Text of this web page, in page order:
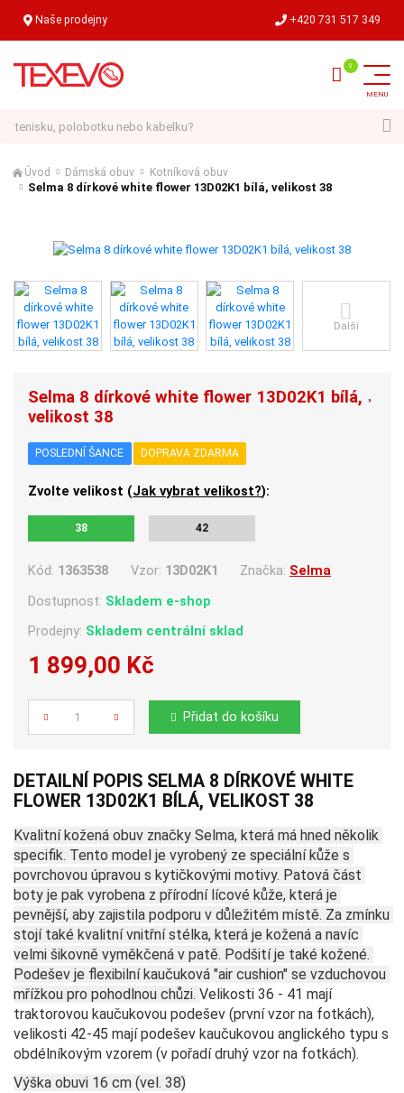
Naše prodejny +420 731 517 349
Úvod Dámská obuv Kotníková obuv
Selma 8 dírkové white flower 13D02K1 bílá, velikost 38
Další
Selma 8 dírkové white flower 13D02K1 bílá,
velikost 38
POSLEDNÍ ŠANCE DOPRAVA ZDARMA
Zvolte velikost (Jak vybrat velikost?):
38 42
Kód: 1363538 Vzor: 13D02K1 Značka: Selma
Dostupnost: Skladem e-shop
Prodejny: Skladem centrální sklad
1 899,00 Kč
Počet
Přidat do košíku
DETAILNÍ POPIS SELMA 8 DÍRKOVÉ WHITE
FLOWER 13D02K1 BÍLÁ, VELIKOST 38
Kvalitní kožená obuv značky Selma, která má hned několik
specifik. Tento model je vyrobený ze speciální kůže s
povrchovou úpravou s kytičkovými motivy. Patová část
boty je pak vyrobena z přírodní lícové kůže, která je
pevnější, aby zajistila podporu v důležitém místě. Za zmínku
stojí také kvalitní vnitřní stélka, která je kožená a navíc
velmi šikovně vyměkčená v patě. Podšití je také kožené.
Podešev je flexibilní kaučuková "air cushion" se vzduchovou
mřížkou pro pohodlnou chůzi. Velikosti 36 - 41 mají
traktorovou kaučukovou podešev (první vzor na fotkách),
velikosti 42-45 mají podešev kaučukovou anglického typu s
obdélníkovým vzorem (v pořadí druhý vzor na fotkách).
Výška obuvi 16 cm (vel. 38)